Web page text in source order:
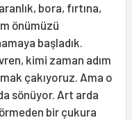
bora, fırtına,
önümüzü
başladık.
kimi zaman adım
çakıyoruz. Ama o
sönüyor. Art arda
bir çukura